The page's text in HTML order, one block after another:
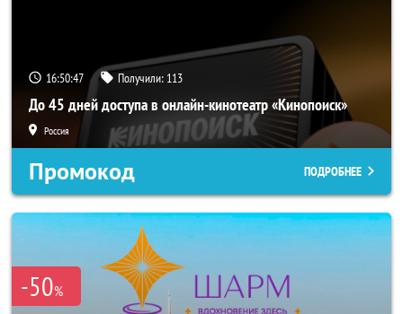
16:50:44 Получили: 113
До 45 дней доступа в онлайн-кинотеатр «Кинопоиск»
Россия
Промокод ПОДРОБНЕЕ
-50%